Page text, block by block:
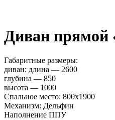
Диван прямой
Габаритные размеры:
диван: длина — 2600
глубина — 850
высота — 1000
Спальное место: 800х1900
Механизм: Дельфин
Наполнение ППУ